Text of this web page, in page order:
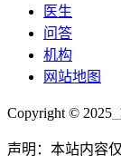
医生
问答
机构
网站地图
Copyright © 2025
声明：本站内容